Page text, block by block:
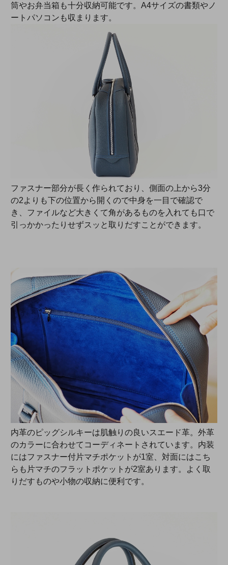
筒やお弁当箱も十分収納可能です。A4サイズの書類やノ
ートパソコンも収まります。
ファスナー部分が長く作られており、側面の上から3分
の2よりも下の位置から開くので中身を一目で確認で
き、ファイルなど大きくて角があるものを入れても口で
引っかかったりせずスッと取りだすことができます。
内革のピッグシルキーは肌触りの良いスエード革。外革
のカラーに合わせてコーディネートされています。内装
にはファスナー付片マチポケットが1室、対面にはこち
らも片マチのフラットポケットが2室あります。よく取
りだすものや小物の収納に便利です。